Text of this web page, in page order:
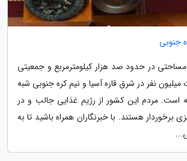
جنوبی
در حدود صد هزار کیلومترمربع و جمعیتی
نفر در شرق قاره آسیا و نیم کره جنوبی شبه
است. مردم این کشور از رژیم غذایی جالب و در
برخوردار هستند. با خبرنگاران همراه باشید تا به